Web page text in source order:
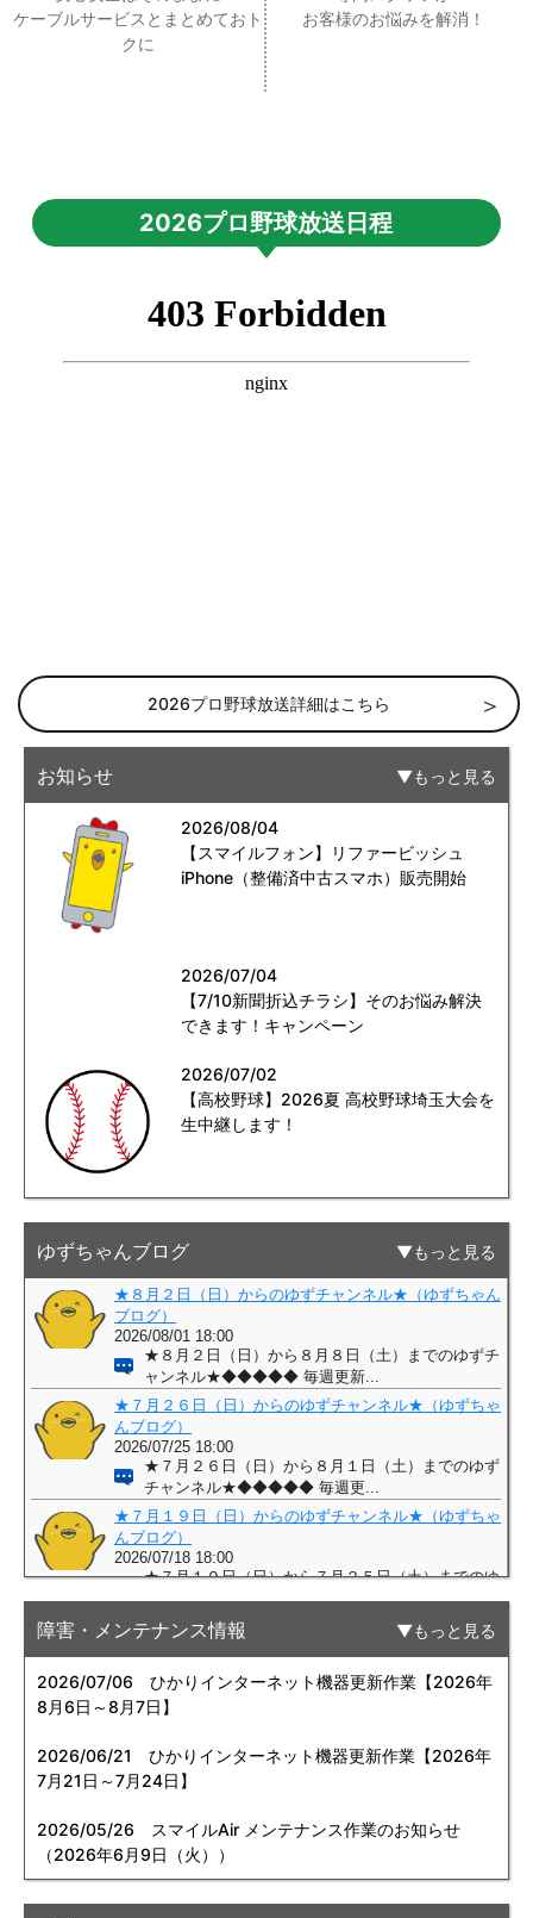
ケーブルサービスとまとめておト
クに
お客様のお悩みを解消！
2026プロ野球放送日程
2026プロ野球放送詳細はこちら
お知らせ もっと見る
2026/08/04
【スマイルフォン】リファービッシュ
iPhone（整備済中古スマホ）販売開始
2026/07/04
【7/10新聞折込チラシ】そのお悩み解決
できます！キャンペーン
2026/07/02
【高校野球】2026夏 高校野球埼玉大会を
生中継します！
ゆずちゃんブログ もっと見る
障害・メンテナンス情報 もっと見る
2026/07/06 ひかりインターネット機器更新作業【2026年
8月6日～8月7日】
2026/06/21
ひかりインターネット機器更新作業【2026年
7月21日～7月24日】
2026/05/26 スマイルAir メンテナンス作業のお知らせ
（2026年6月9日（火））